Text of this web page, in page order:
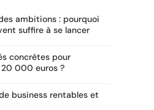
ambitions : pourquoi
suffire à se lancer
concrètes pour
000 euros ?
business rentables et